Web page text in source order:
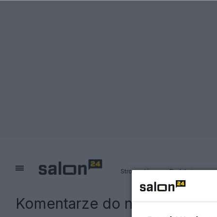
Strona główna Redakcja
Komentarze do notki: Unia